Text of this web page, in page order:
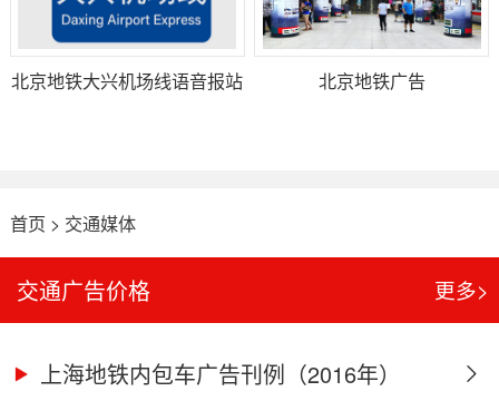
北京地铁大兴机场线语音报站
北京地铁广告
首页 > 交通媒体
交通广告价格 更多>
上海地铁内包车广告刊例（2016年）